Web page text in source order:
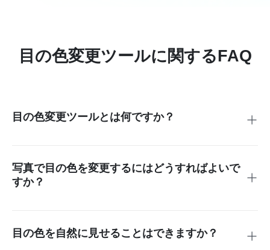
目の色変更ツールに関するFAQ
目の色変更ツールとは何ですか？
望む色合いを説明します。
写真で目の色を変更するにはどうすればよいで
すか？
ドする前に結果を比較します。
目の色を自然に見せることはできますか？